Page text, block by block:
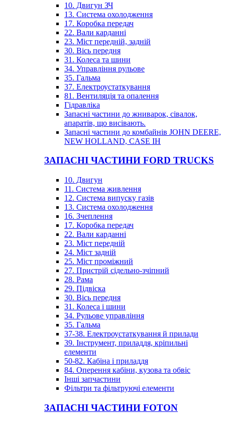
10. Двигун ЗЧ
13. Система охолодження
17. Коробка передач
22. Вали карданні
23. Міст передній, задній
30. Вісь передня
31. Колеса та шини
34. Управління рульове
35. Гальма
37. Електроустаткування
81. Вентиляція та опалення
Гідравліка
Запасні частини до жниварок, сівалок,
апаратів, що висівають.
Запасні частини до комбайнів JOHN DEERE,
NEW HOLLAND, CASE IH
ЗАПАСНІ ЧАСТИНИ FORD TRUCKS
10. Двигун
11. Система живлення
12. Система випуску газів
13. Система охолодження
16. Зчеплення
17. Коробка передач
22. Вали карданні
23. Міст передній
24. Міст задній
25. Міст проміжний
27. Пристрій сідельно-зчіпний
28. Рама
29. Підвіска
30. Вісь передня
31. Колеса і шини
34. Рульове управління
35. Гальма
37-38. Електроустаткування й прилади
39. Інструмент, приладдя, кріпильні
елементи
50-82. Кабіна і приладдя
84. Оперення кабіни, кузова та обвіс
Інші запчастини
Фільтри та фільтруючі елементи
ЗАПАСНІ ЧАСТИНИ FOTON